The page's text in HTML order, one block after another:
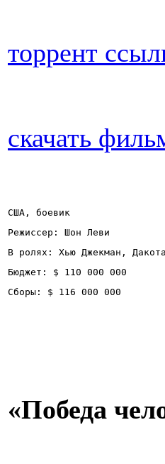
торрент
скачать
США, боевик
Режиссер: Шон Леви
Бюджет: $ 110 000 000
Сборы: $ 116 000 000
«Победа